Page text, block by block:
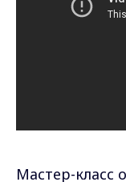
Мастер-класс